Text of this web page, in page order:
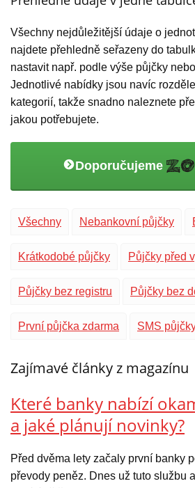
Všechny nejdůležitější údaje o
najdete přehledně seřazeny do
nastavit např. podle výše půjčky
Jednotlivé nabídky jsou navíc
kategorií, takže snadno naleznete
jakou potřebujete.
Doporučujeme
Všechny Nebankovní půjčky
Krátkodobé půjčky Půjčky před
Půjčky bez registru Půjčky bez
První půjčka zdarma SMS
Zajímavé články z magazínu
Které banky nabízí
a jaké plánují novinky?
Před dvěma lety začaly první banky
převody peněz. Dnes už tuto službu